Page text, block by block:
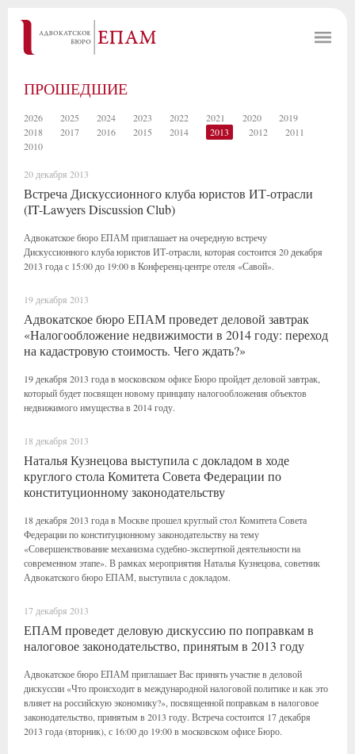
ПРОШЕДШИЕ
2026 2025 2024 2023 2022 2021 2020
2019
2018
2017 2016 2015 2014 2013 2012
2011
2010
20 декабря 2013
Встреча Дискуссионного клуба юристов ИТ-отрасли
(IT-Lawyers Discussion Club)
Адвокатское бюро ЕПАМ приглашает на очередную встречу
Дискуссионного клуба юристов ИТ-отрасли, которая состоится 20 декабря
2013 года с 15:00 до 19:00 в Конференц-центре отеля «Савой».
19 декабря 2013
Адвокатское бюро ЕПАМ проведет деловой завтрак
«Налогообложение недвижимости в 2014 году: переход
на кадастровую стоимость. Чего ждать?»
19 декабря 2013 года в московском офисе Бюро пройдет деловой завтрак,
который будет посвящен новому принципу налогообложения объектов
недвижимого имущества в 2014 году.
18 декабря 2013
Наталья Кузнецова выступила с докладом в ходе
круглого стола Комитета Совета Федерации по
конституционному законодательству
18 декабря 2013 года в Москве прошел круглый стол Комитета Совета
Федерации по конституционному законодательству на тему
«Совершенствование механизма судебно-экспертной деятельности на
современном этапе». В рамках мероприятия Наталья Кузнецова, советник
Адвокатского бюро ЕПАМ, выступила с докладом.
17 декабря 2013
ЕПАМ проведет деловую дискуссию по поправкам в
налоговое законодательство, принятым в 2013 году
Адвокатское бюро ЕПАМ приглашает Вас принять участие в деловой
дискуссии «Что происходит в международной налоговой политике и как это
влияет на российскую экономику?», посвященной поправкам в налоговое
законодательство, принятым в 2013 году. Встреча состоится 17 декабря
2013 года (вторник), с 16:00 до 19:00 в московском офисе Бюро.